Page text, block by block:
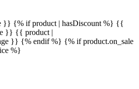
}} {% if product | hasDiscount %} {{
}} {{ product |
}} {% endif %} {% if product.on_sale
%}